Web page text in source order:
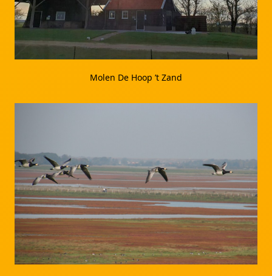
Molen De Hoop ’t Zand